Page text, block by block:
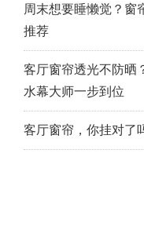
周末想要睡懒觉？窗
推荐
客厅窗帘透光不防晒
水幕大师一步到位
客厅窗帘，你挂对了